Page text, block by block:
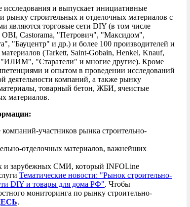
исследования и выпускает инициативные
рынку строительных и отделочных материалов c
являются торговые сети DIY (в том числе
Castorama, "Петрович", "Максидом",
"Бауцентр" и др.) и более 100 производителей и
(Tarkett, Saint-Gobain, Henkel, Knauf,
"ИЛИМ", "Старатели" и многие другие). Кроме
и опытом в проведении исследований
деятельности компаний, а также рынку
товарный бетон, ЖБИ, ячеистые
материалов.
участников рынка строительно-
отделочных материалов, важнейших
и зарубежных СМИ, который INFOLine
Тематические новости: "Рынок строительно-
DIY и товары для дома РФ". Чтобы
мониторинга по рынку строительно-
.